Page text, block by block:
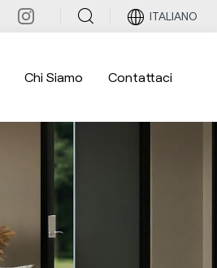
ITALIANO
Chi Siamo Contattaci